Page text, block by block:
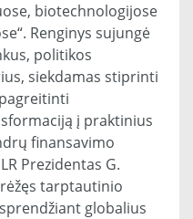
biotechnologijose
Renginys sujungė
politikos
siekdamas stiprinti
į praktinius
finansavimo
Prezidentas G.
tarptautinio
globalius